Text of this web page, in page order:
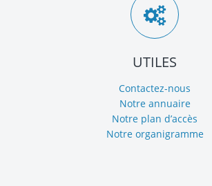
UTILES
Contactez-nous
Notre annuaire
Notre plan d’accès
Notre organigramme